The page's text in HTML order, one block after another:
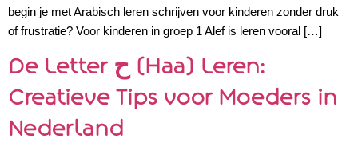
begin je met Arabisch leren schrijven voor kinderen zonder druk
of frustratie? Voor kinderen in groep 1 Alef is leren vooral […]
De Letter ح (Haa) Leren:
Creatieve Tips voor Moeders in
Nederland